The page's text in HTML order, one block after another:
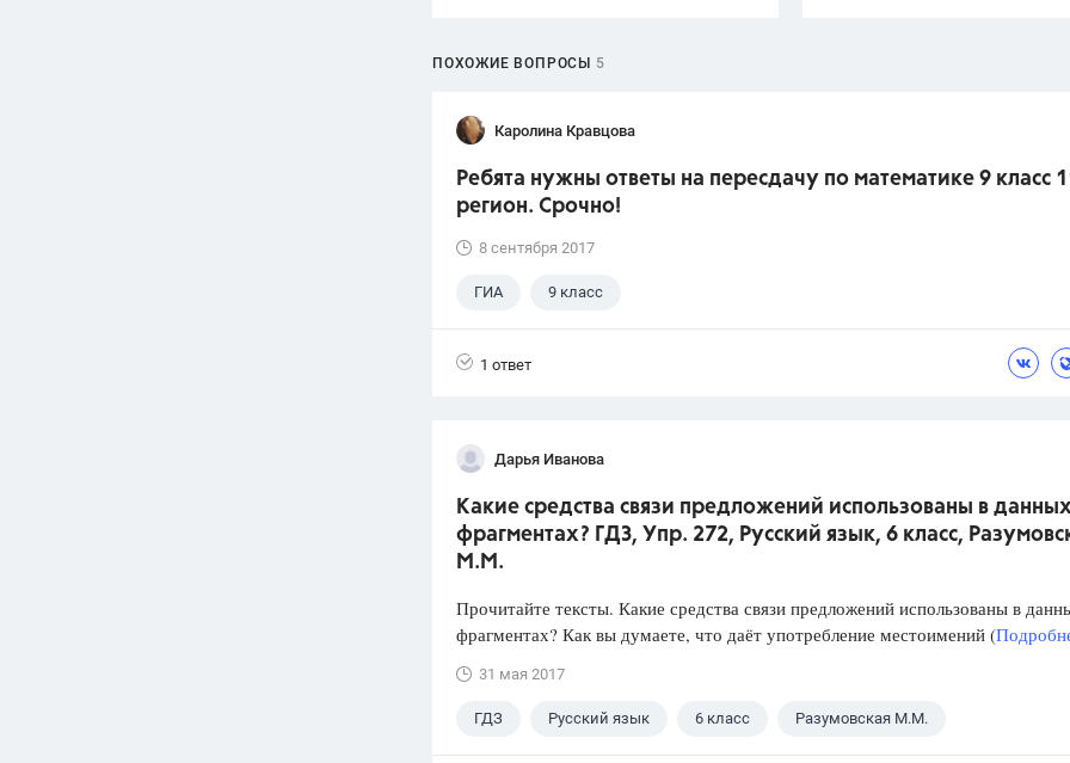
ПОХОЖИЕ ВОПРОСЫ 5
Каролина Кравцова
Ребята нужны ответы на пересдачу по математике 9 класс
регион. Срочно!
8 сентября 2017
ГИА 9 класс
1 ответ
Дарья Иванова
Какие средства связи предложений использованы в
фрагментах? ГДЗ, Упр. 272, Русский язык, 6 класс,
М.М.
Прочитайте тексты. Какие средства связи предложений использованы в
фрагментах? Как вы думаете, что даёт употребление местоимений (
31 мая 2017
ГДЗ Русский язык 6 класс Разумовская М.М.